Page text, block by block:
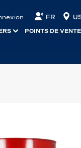
FR
POINTS DE VENTE